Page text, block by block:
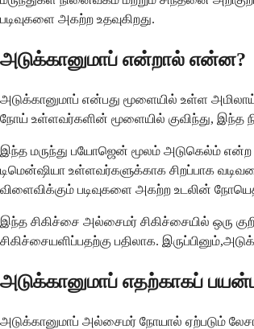
படிவுகளை அகற்ற உதவுகிறது.
அடுக்கானுமாப் என்றால் என்ன?
அடுக்கானுமாப் என்பது மூளையில் உள்ள
நோய் உள்ளவர்களின் மூளையில் குவிந்து, இந்த
இந்த மருந்து பயோஜென் மூலம் அடுகெல்ம் என்ற
டிமென்ஷியா உள்ளவர்களுக்காக சிறப்பாக
விளைவிக்கும் படிவுகளை அகற்ற உடலின்
இந்த சிகிச்சை அல்சைமர் சிகிச்சையில் ஒரு
சிகிச்சையளிப்பதற்கு பதிலாக.
அடுக்கானுமாப் எதற்காகப்
அடுக்கானுமாப் அல்சைமர் நோயால் ஏற்படும்